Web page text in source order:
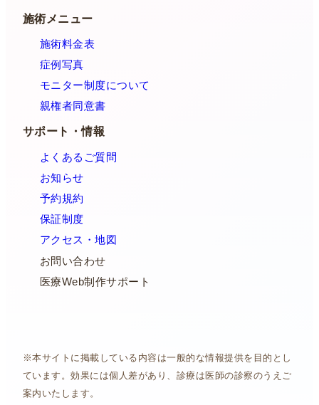
施術メニュー
施術料金表
症例写真
モニター制度について
親権者同意書
サポート・情報
よくあるご質問
お知らせ
予約規約
保証制度
アクセス・地図
お問い合わせ
医療Web制作サポート
※本サイトに掲載している内容は一般的な情報提供を目的とし
ています。効果には個人差があり、診療は医師の診察のうえご
案内いたします。